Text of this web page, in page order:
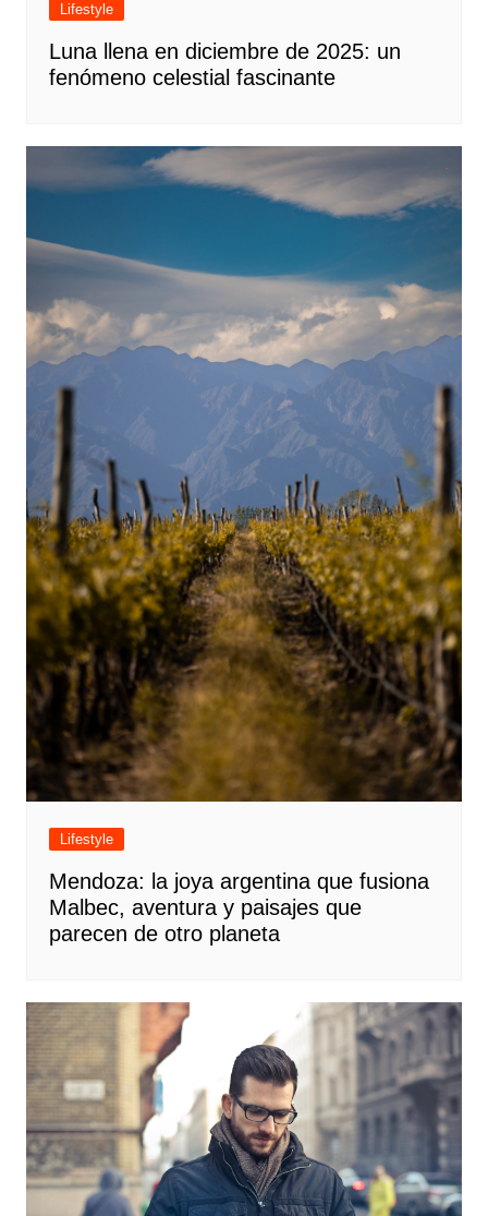
Lifestyle
Luna llena en diciembre de 2025: un
fenómeno celestial fascinante
Lifestyle
Mendoza: la joya argentina que fusiona
Malbec, aventura y paisajes que
parecen de otro planeta